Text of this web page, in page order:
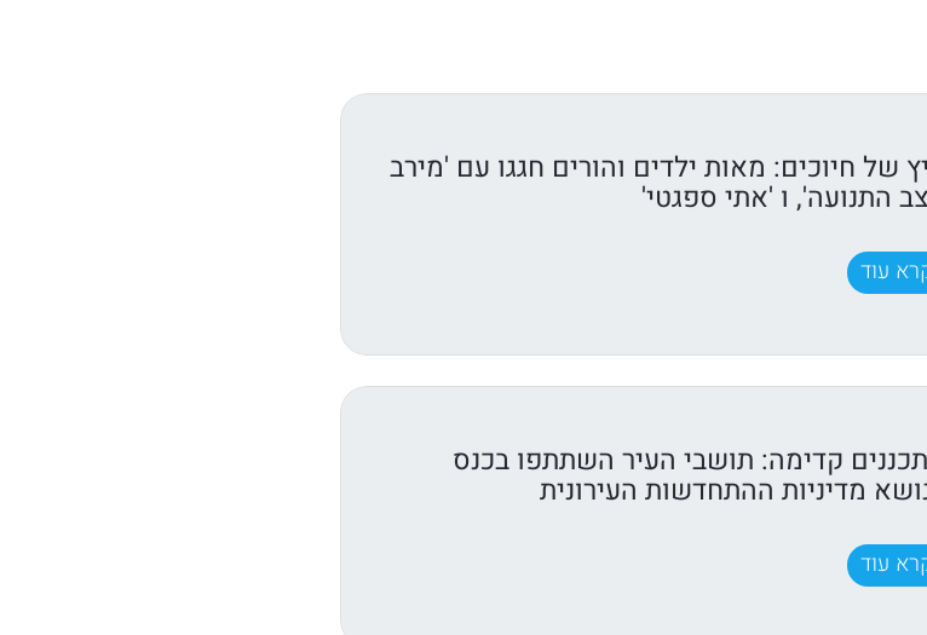
של חיוכים: מאות ילדים והורים חגגו עם 'מירב
התנועה', ו 'אתי ספגטי'
עוד
קדימה: תושבי העיר השתתפו בכנס
מדיניות ההתחדשות העירונית
עוד